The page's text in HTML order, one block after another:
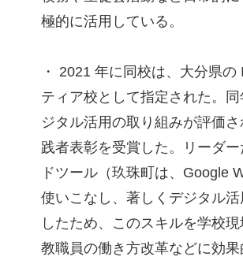
極的に活用している。
・ 2021 年に同校は、大分県の
ティア校として指定された。
ジタル活用の取り組みが評価
践者表彰を受賞した。リーダ
ドツール（玖珠町は、Google
使いこなし、著しくデジタル
したため、このスキルを学校現
教職員の働き方改革などに効